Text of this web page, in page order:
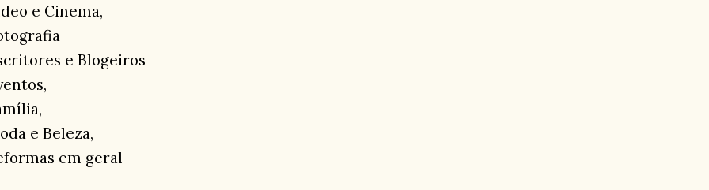
e Cinema,
e Blogeiros
e Beleza,
em geral